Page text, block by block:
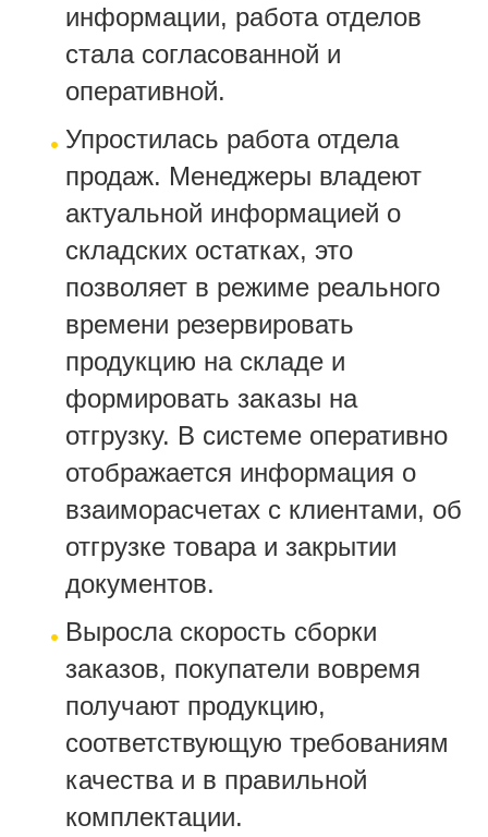
информации, работа отделов
стала согласованной и
оперативной.
Упростилась работа отдела
продаж. Менеджеры владеют
актуальной информацией о
складских остатках, это
позволяет в режиме реального
времени резервировать
продукцию на складе и
формировать заказы на
отгрузку. В системе оперативно
отображается информация о
взаиморасчетах с клиентами, об
отгрузке товара и закрытии
документов.
Выросла скорость сборки
заказов, покупатели вовремя
получают продукцию,
соответствующую требованиям
качества и в правильной
комплектации.